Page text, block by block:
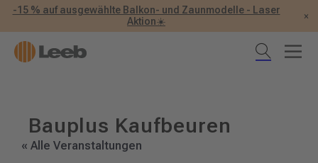
-15 % auf ausgewählte Balkon- und Zaunmodelle - Laser
Aktion☀️
×
Bauplus Kaufbeuren
« Alle Veranstaltungen